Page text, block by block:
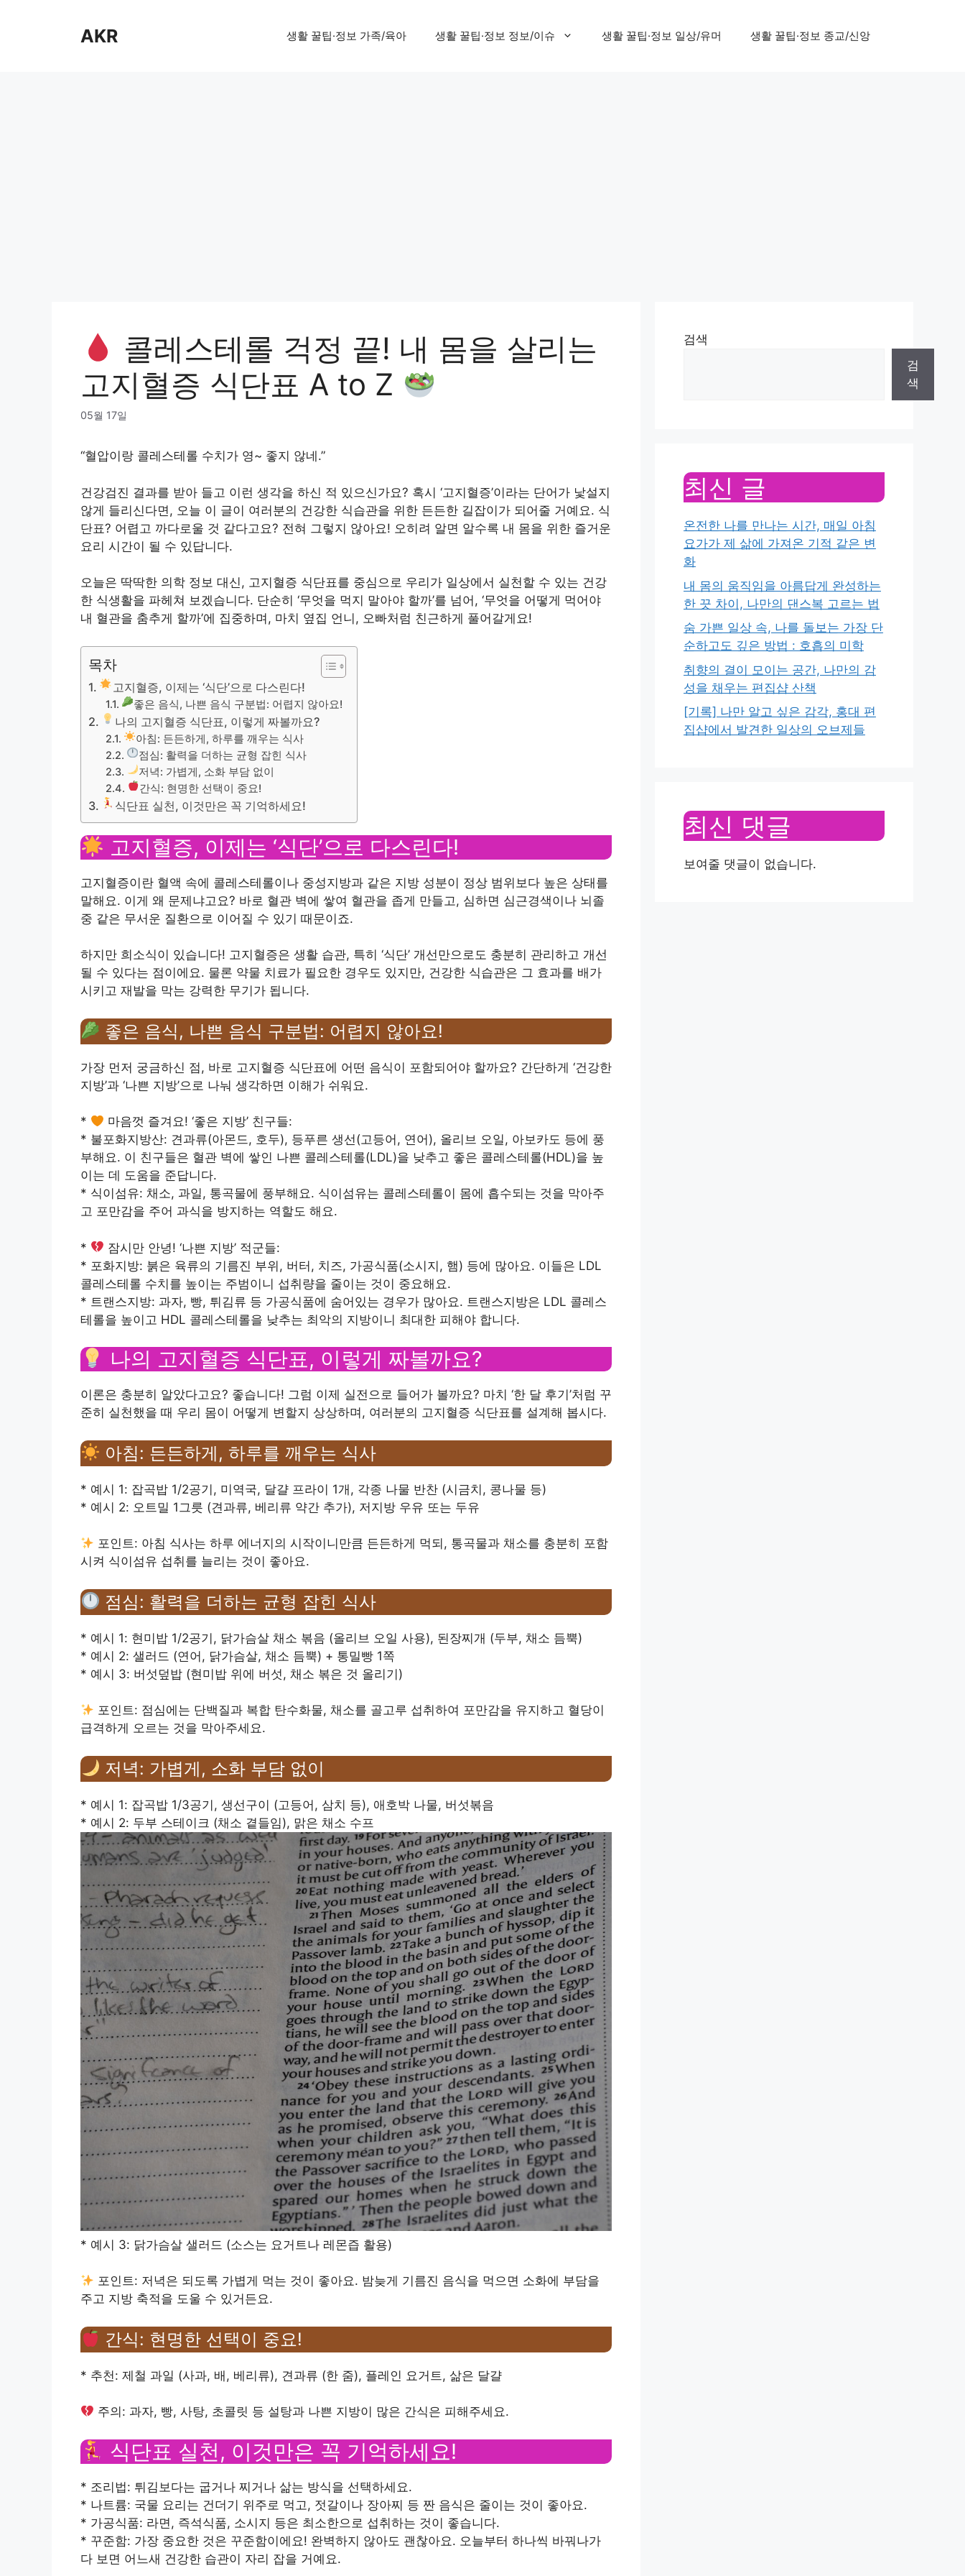
AKR 생활 꿀팁·정보 가족/육아 생활 꿀팁·정보 정보/이슈 생활 꿀팁·정보 일상/유머 생활 꿀팁·정보 종교/신앙
콜레스테롤 걱정 끝! 내 몸을 살리는
고지혈증 식단표 A to Z
05월 17일
“혈압이랑 콜레스테롤 수치가 영~ 좋지 않네.”
건강검진 결과를 받아 들고 이런 생각을 하신 적 있으신가요? 혹시 ‘고지혈증’이라는 단어가 낯설지
않게 들리신다면, 오늘 이 글이 여러분의 건강한 식습관을 위한 든든한 길잡이가 되어줄 거예요. 식
단표? 어렵고 까다로울 것 같다고요? 전혀 그렇지 않아요! 오히려 알면 알수록 내 몸을 위한 즐거운
요리 시간이 될 수 있답니다.
오늘은 딱딱한 의학 정보 대신, 고지혈증 식단표를 중심으로 우리가 일상에서 실천할 수 있는 건강
한 식생활을 파헤쳐 보겠습니다. 단순히 ‘무엇을 먹지 말아야 할까’를 넘어, ‘무엇을 어떻게 먹어야
내 혈관을 춤추게 할까’에 집중하며, 마치 옆집 언니, 오빠처럼 친근하게 풀어갈게요!
목차
고지혈증, 이제는 ‘식단’으로 다스린다!
좋은 음식, 나쁜 음식 구분법: 어렵지 않아요!
나의 고지혈증 식단표, 이렇게 짜볼까요?
아침: 든든하게, 하루를 깨우는 식사
점심: 활력을 더하는 균형 잡힌 식사
저녁: 가볍게, 소화 부담 없이
간식: 현명한 선택이 중요!
식단표 실천, 이것만은 꼭 기억하세요!
고지혈증, 이제는 ‘식단’으로 다스린다!
고지혈증이란 혈액 속에 콜레스테롤이나 중성지방과 같은 지방 성분이 정상 범위보다 높은 상태를
말해요. 이게 왜 문제냐고요? 바로 혈관 벽에 쌓여 혈관을 좁게 만들고, 심하면 심근경색이나 뇌졸
중 같은 무서운 질환으로 이어질 수 있기 때문이죠.
하지만 희소식이 있습니다! 고지혈증은 생활 습관, 특히 ‘식단’ 개선만으로도 충분히 관리하고 개선
될 수 있다는 점이에요. 물론 약물 치료가 필요한 경우도 있지만, 건강한 식습관은 그 효과를 배가
시키고 재발을 막는 강력한 무기가 됩니다.
좋은 음식, 나쁜 음식 구분법: 어렵지 않아요!
가장 먼저 궁금하신 점, 바로 고지혈증 식단표에 어떤 음식이 포함되어야 할까요? 간단하게 ‘건강한
지방’과 ‘나쁜 지방’으로 나눠 생각하면 이해가 쉬워요.
*
마음껏 즐겨요! ‘좋은 지방’ 친구들:
* 불포화지방산: 견과류(아몬드, 호두), 등푸른 생선(고등어, 연어), 올리브 오일, 아보카도 등에 풍
부해요. 이 친구들은 혈관 벽에 쌓인 나쁜 콜레스테롤(LDL)을 낮추고 좋은 콜레스테롤(HDL)을 높
이는 데 도움을 준답니다.
* 식이섬유: 채소, 과일, 통곡물에 풍부해요. 식이섬유는 콜레스테롤이 몸에 흡수되는 것을 막아주
고 포만감을 주어 과식을 방지하는 역할도 해요.
*
잠시만 안녕! ‘나쁜 지방’ 적군들:
* 포화지방: 붉은 육류의 기름진 부위, 버터, 치즈, 가공식품(소시지, 햄) 등에 많아요. 이들은 LDL
콜레스테롤 수치를 높이는 주범이니 섭취량을 줄이는 것이 중요해요.
* 트랜스지방: 과자, 빵, 튀김류 등 가공식품에 숨어있는 경우가 많아요. 트랜스지방은 LDL 콜레스
테롤을 높이고 HDL 콜레스테롤을 낮추는 최악의 지방이니 최대한 피해야 합니다.
나의 고지혈증 식단표, 이렇게 짜볼까요?
이론은 충분히 알았다고요? 좋습니다! 그럼 이제 실전으로 들어가 볼까요? 마치 ‘한 달 후기’처럼 꾸
준히 실천했을 때 우리 몸이 어떻게 변할지 상상하며, 여러분의 고지혈증 식단표를 설계해 봅시다.
아침: 든든하게, 하루를 깨우는 식사
* 예시 1: 잡곡밥 1/2공기, 미역국, 달걀 프라이 1개, 각종 나물 반찬 (시금치, 콩나물 등)
* 예시 2: 오트밀 1그릇 (견과류, 베리류 약간 추가), 저지방 우유 또는 두유
포인트: 아침 식사는 하루 에너지의 시작이니만큼 든든하게 먹되, 통곡물과 채소를 충분히 포함
시켜 식이섬유 섭취를 늘리는 것이 좋아요.
점심: 활력을 더하는 균형 잡힌 식사
* 예시 1: 현미밥 1/2공기, 닭가슴살 채소 볶음 (올리브 오일 사용), 된장찌개 (두부, 채소 듬뿍)
* 예시 2: 샐러드 (연어, 닭가슴살, 채소 듬뿍) + 통밀빵 1쪽
* 예시 3: 버섯덮밥 (현미밥 위에 버섯, 채소 볶은 것 올리기)
포인트: 점심에는 단백질과 복합 탄수화물, 채소를 골고루 섭취하여 포만감을 유지하고 혈당이
급격하게 오르는 것을 막아주세요.
저녁: 가볍게, 소화 부담 없이
* 예시 1: 잡곡밥 1/3공기, 생선구이 (고등어, 삼치 등), 애호박 나물, 버섯볶음
* 예시 2: 두부 스테이크 (채소 곁들임), 맑은 채소 수프
* 예시 3: 닭가슴살 샐러드 (소스는 요거트나 레몬즙 활용)
포인트: 저녁은 되도록 가볍게 먹는 것이 좋아요. 밤늦게 기름진 음식을 먹으면 소화에 부담을
주고 지방 축적을 도울 수 있거든요.
간식: 현명한 선택이 중요!
* 추천: 제철 과일 (사과, 배, 베리류), 견과류 (한 줌), 플레인 요거트, 삶은 달걀
주의: 과자, 빵, 사탕, 초콜릿 등 설탕과 나쁜 지방이 많은 간식은 피해주세요.
식단표 실천, 이것만은 꼭 기억하세요!
* 조리법: 튀김보다는 굽거나 찌거나 삶는 방식을 선택하세요.
* 나트륨: 국물 요리는 건더기 위주로 먹고, 젓갈이나 장아찌 등 짠 음식은 줄이는 것이 좋아요.
* 가공식품: 라면, 즉석식품, 소시지 등은 최소한으로 섭취하는 것이 좋습니다.
* 꾸준함: 가장 중요한 것은 꾸준함이에요! 완벽하지 않아도 괜찮아요. 오늘부터 하나씩 바꿔나가
다 보면 어느새 건강한 습관이 자리 잡을 거예요.
검색
검
색
최신 글
온전한 나를 만나는 시간, 매일 아침
요가가 제 삶에 가져온 기적 같은 변
화
내 몸의 움직임을 아름답게 완성하는
한 끗 차이, 나만의 댄스복 고르는 법
숨 가쁜 일상 속, 나를 돌보는 가장 단
순하고도 깊은 방법 : 호흡의 미학
취향의 결이 모이는 공간, 나만의 감
성을 채우는 편집샵 산책
[기록] 나만 알고 싶은 감각, 홍대 편
집샵에서 발견한 일상의 오브제들
최신 댓글
보여줄 댓글이 없습니다.